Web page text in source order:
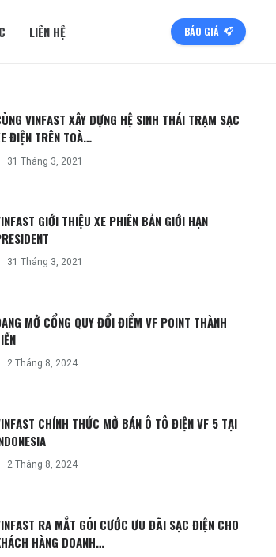
LIÊN HỆ BÁO GIÁ
VINFAST XÂY DỰNG HỆ SINH THÁI TRẠM SẠC
ĐIỆN TRÊN TOÀ…
31 Tháng 3, 2021
GIỚI THIỆU XE PHIÊN BẢN GIỚI HẠN
31 Tháng 3, 2021
MỞ CỔNG QUY ĐỔI ĐIỂM VF POINT THÀNH
2 Tháng 8, 2024
CHÍNH THỨC MỞ BÁN Ô TÔ ĐIỆN VF 5 TẠI
2 Tháng 8, 2024
RA MẮT GÓI CƯỚC ƯU ĐÃI SẠC ĐIỆN CHO
HÀNG DOANH…